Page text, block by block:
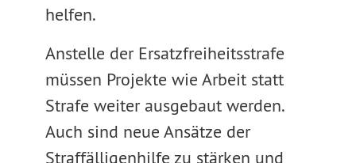
helfen.
Anstelle der Ersatzfreiheitsstrafe
müssen Projekte wie Arbeit statt
Strafe weiter ausgebaut werden.
Auch sind neue Ansätze der
Straffälligenhilfe zu stärken und